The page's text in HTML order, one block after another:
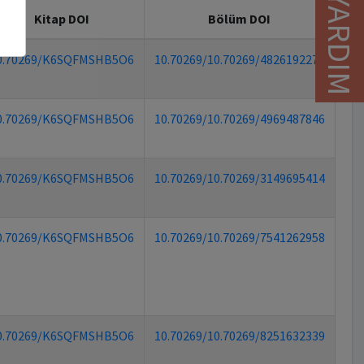
Kitap DOI Bölüm DOI
K6SQFMSHB5O6 10.70269/10.70269/4826192279
K6SQFMSHB5O6 10.70269/10.70269/4969487846
K6SQFMSHB5O6 10.70269/10.70269/3149695414
K6SQFMSHB5O6 10.70269/10.70269/7541262958
K6SQFMSHB5O6 10.70269/10.70269/8251632339
YARDIM